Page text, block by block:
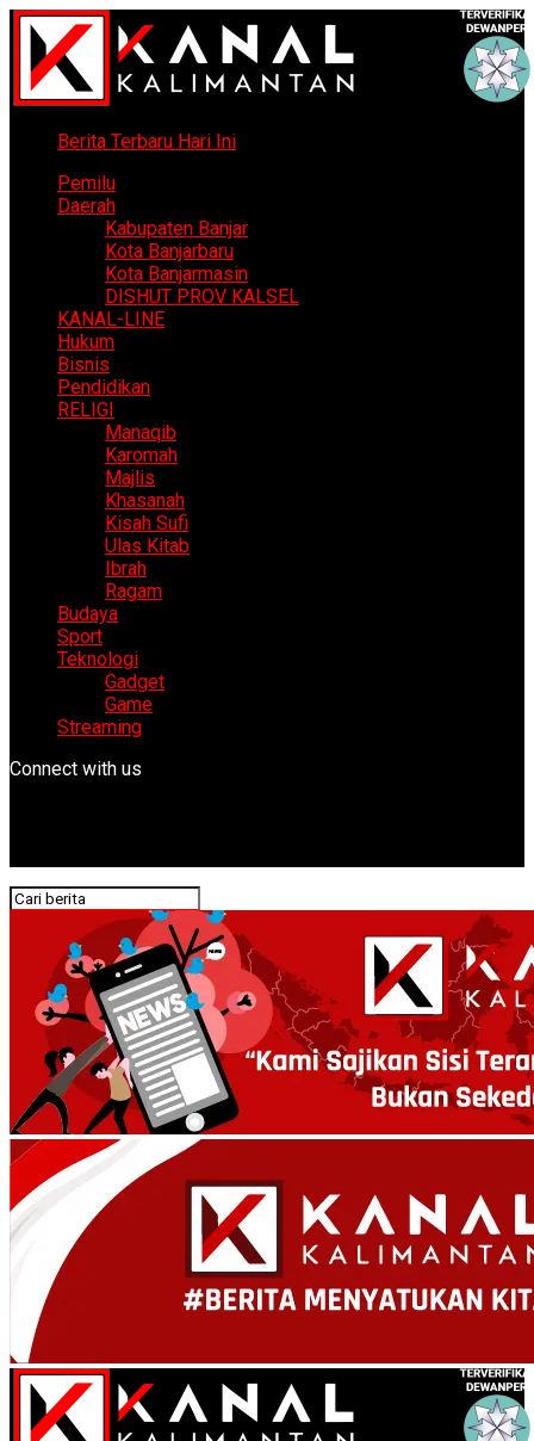
Berita Terbaru Hari Ini
Pemilu
Daerah
Kabupaten Banjar
Kota Banjarbaru
Kota Banjarmasin
DISHUT PROV KALSEL
KANAL-LINE
Hukum
Bisnis
Pendidikan
RELIGI
Manaqib
Karomah
Majlis
Khasanah
Kisah Sufi
Ulas Kitab
Ibrah
Ragam
Budaya
Sport
Teknologi
Gadget
Game
Streaming
Connect with us